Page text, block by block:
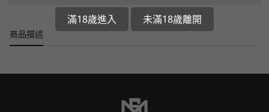
商品描述
滿18歲進入 未滿18歲離開